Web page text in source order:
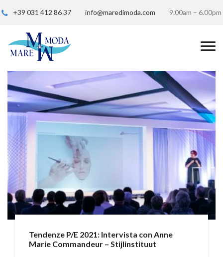
+39 031 412 86 37 info@maredimoda.com 9.00am – 6.00pm
Tendenze P/E 2021: Intervista con Anne
Marie Commandeur – Stijlinstituut